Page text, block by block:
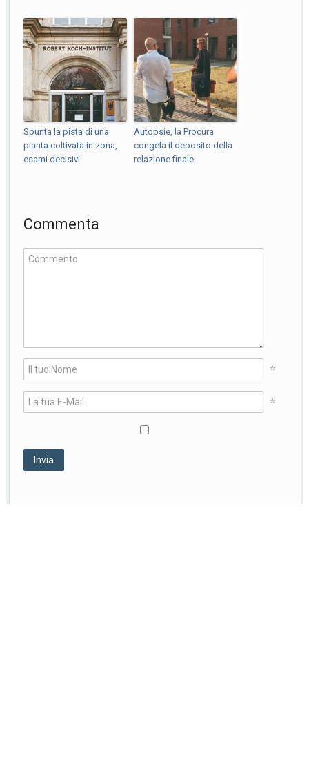
Spunta la pista di una
pianta coltivata in zona,
esami decisivi
Autopsie, la Procura
congela il deposito della
relazione finale
Commenta
*
*